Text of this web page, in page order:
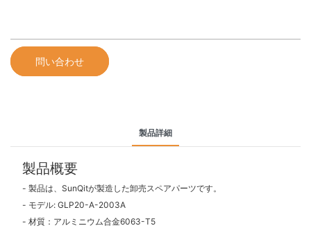
問い合わせ
製品詳細
製品概要
- 製品は、SunQitが製造した卸売スペアパーツです。
- モデル: GLP20-A-2003A
- 材質：アルミニウム合金6063-T5